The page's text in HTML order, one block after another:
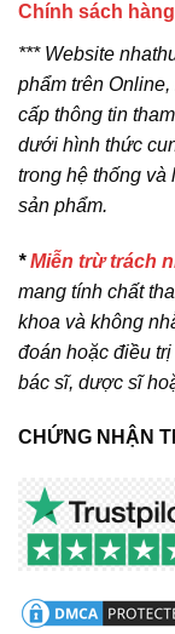
Chính sách
*** Website
phẩm trên
cấp thông tin
dưới hình thức
trong hệ thống và
sản phẩm.
*Miễn trừ trách
mang tính chất
khoa và không
đoán hoặc điều
bác sĩ, dược sĩ
CHỨNG NHẬN